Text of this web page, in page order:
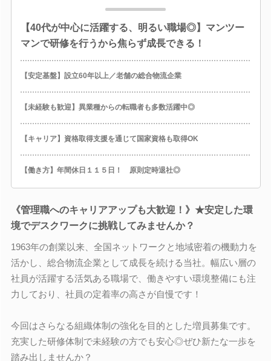
【40代が中心に活躍する、明るい職場◎】マンツー
マンで研修を行うから焦らず成長できる！
【安定基盤】設立60年以上／老舗の総合物流企業
【未経験も歓迎】異業種からの転職者も多数活躍中◎
【キャリア】資格取得支援を通じて国家資格も取得OK
【働き方】年間休日１１５日！ 原則定時退社◎
《管理職へのキャリアアップも大歓迎！》★安定した環
境でデスクワークに挑戦してみませんか？
1963年の創業以来、全国ネットワークと地域密着の機動力を
活かし、総合物流企業として成長を続ける当社。幅広い層の
社員が活躍する活気ある職場で、働きやすい環境整備にも注
力しており、社員の定着率の高さが自慢です！
今回はさらなる組織体制の強化を目的とした増員募集です。
充実した研修体制で未経験の方でも安心◎ぜひ新たな一歩を
踏み出しませんか？